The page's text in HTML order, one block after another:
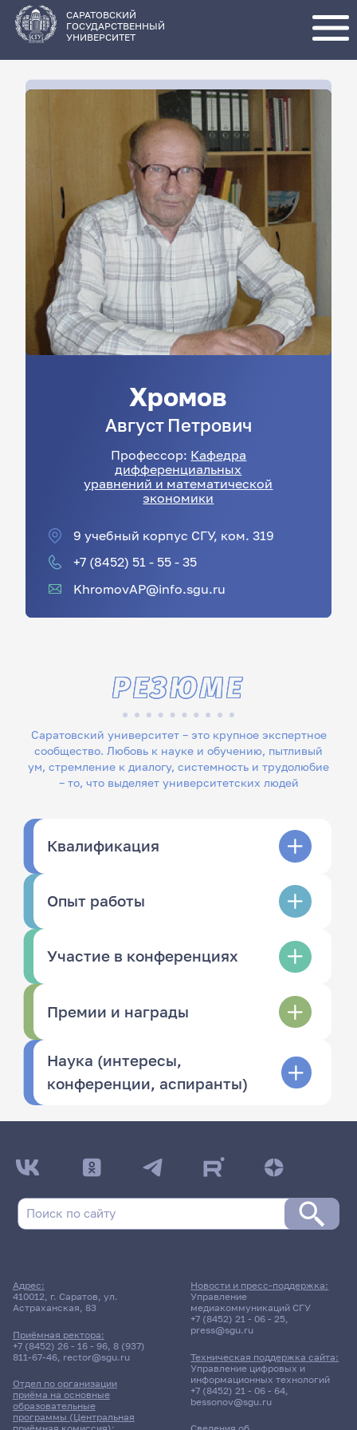
основному
содержанию
САРАТОВСКИЙ
ГОСУДАРСТВЕННЫЙ
УНИВЕРСИТЕТ
Хромов
Август Петрович
Профессор: Кафедра
дифференциальных
уравнений и математической
экономики
9 учебный корпус СГУ, ком. 319
+7 (8452) 51 - 55 - 35
KhromovAP@info.sgu.ru
Саратовский университет – это крупное экспертное
сообщество. Любовь к науке и обучению, пытливый
ум, стремление к диалогу, системность и трудолюбие
– то, что выделяет университетских людей
РЕЗЮМЕ
Квалификация
Опыт работы
Участие в конференциях
Премии и награды
Наука (интересы,
конференции, аспиранты)
Адрес:
410012, г. Саратов, ул.
Астраханская, 83
Приёмная ректора:
+7 (8452) 26 - 16 - 96, 8 (937)
811-67-46, rector@sgu.ru
Отдел по организации
приёма на основные
образовательные
программы (Центральная
Новости и пресс-поддержка:
Управление
медиакоммуникаций СГУ
+7 (8452) 21 - 06 - 25,
press@sgu.ru
Техническая поддержка сайта:
Управление цифровых и
информационных технологий
+7 (8452) 21 - 06 - 64,
bessonov@sgu.ru